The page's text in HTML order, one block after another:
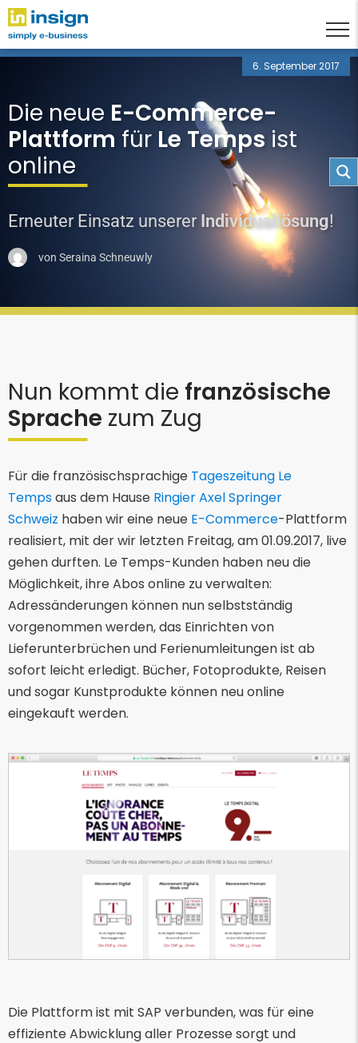
6. September 2017
Die neue E-Commerce-
Plattform für Le Temps ist
online
Erneuter Einsatz unserer Individuallösung!
von Seraina Schneuwly
Nun kommt die französische
Sprache zum Zug
Für die französischsprachige Tageszeitung Le
Tempsaus dem Hause Ringier Axel Springer
Schweiz haben wir eine neue E-Commerce-Plattform
realisiert, mit der wir letzten Freitag, am 01.09.2017, live
gehen durften. Le Temps-Kunden haben neu die
Möglichkeit, ihre Abos online zu verwalten:
Adressänderungen können nun selbstständig
vorgenommen werden, das Einrichten von
Lieferunterbrüchen und Ferienumleitungen ist ab
sofort leicht erledigt. Bücher, Fotoprodukte, Reisen
und sogar Kunstprodukte können neu online
eingekauft werden.
Die Plattform ist mit SAP verbunden, was für eine
effiziente Abwicklung aller Prozesse sorgt und